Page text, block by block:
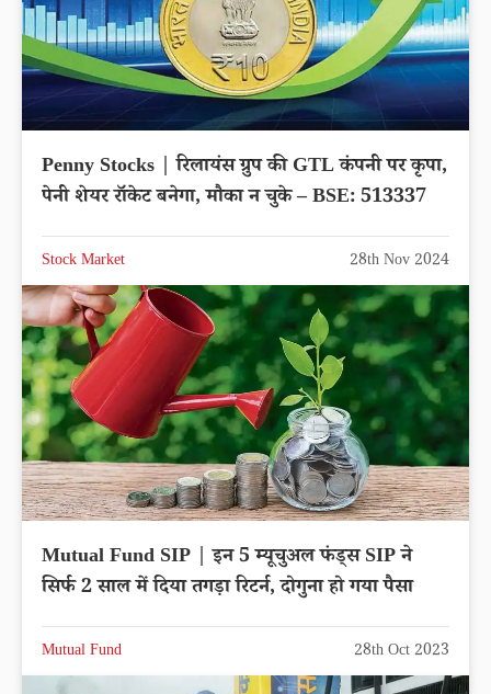
Penny Stocks | रिलायंस ग्रुप की GTL कंपनी पर कृपा,
पेनी शेयर रॉकेट बनेगा, मौका न चुके – BSE: 513337
Stock Market 28th Nov 2024
Mutual Fund SIP | इन 5 म्यूचुअल फंड्स SIP ने
सिर्फ 2 साल में दिया तगड़ा रिटर्न, दोगुना हो गया पैसा
Mutual Fund 28th Oct 2023